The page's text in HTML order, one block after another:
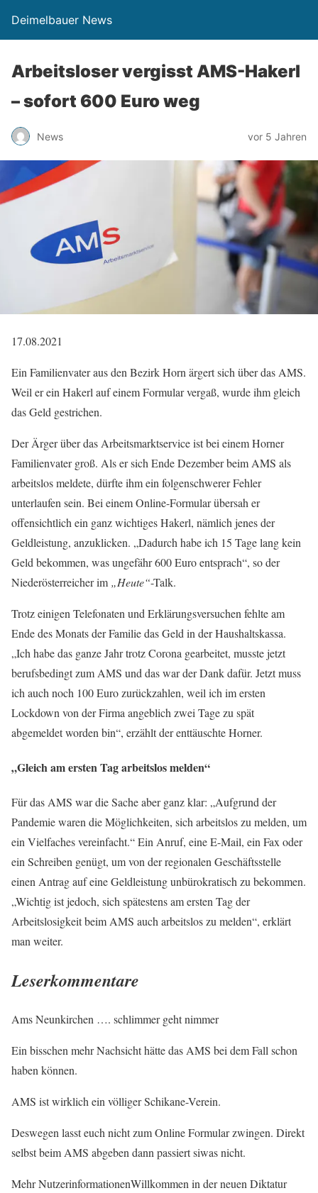
Deimelbauer News
Arbeitsloser vergisst AMS-Hakerl
– sofort 600 Euro weg
News vor 5 Jahren
17.08.2021
Ein Familienvater aus den Bezirk Horn ärgert sich über das AMS.
Weil er ein Hakerl auf einem Formular vergaß, wurde ihm gleich
das Geld gestrichen.
Der Ärger über das Arbeitsmarktservice ist bei einem Horner
Familienvater groß. Als er sich Ende Dezember beim AMS als
arbeitslos meldete, dürfte ihm ein folgenschwerer Fehler
unterlaufen sein. Bei einem Online-Formular übersah er
offensichtlich ein ganz wichtiges Hakerl, nämlich jenes der
Geldleistung, anzuklicken. „Dadurch habe ich 15 Tage lang kein
Geld bekommen, was ungefähr 600 Euro entsprach“, so der
Niederösterreicher im „Heute“-Talk.
Trotz einigen Telefonaten und Erklärungsversuchen fehlte am
Ende des Monats der Familie das Geld in der Haushaltskassa.
„Ich habe das ganze Jahr trotz Corona gearbeitet, musste jetzt
berufsbedingt zum AMS und das war der Dank dafür. Jetzt muss
ich auch noch 100 Euro zurückzahlen, weil ich im ersten
Lockdown von der Firma angeblich zwei Tage zu spät
abgemeldet worden bin“, erzählt der enttäuschte Horner.
„Gleich am ersten Tag arbeitslos melden“
Für das AMS war die Sache aber ganz klar: „Aufgrund der
Pandemie waren die Möglichkeiten, sich arbeitslos zu melden, um
ein Vielfaches vereinfacht.“ Ein Anruf, eine E-Mail, ein Fax oder
ein Schreiben genügt, um von der regionalen Geschäftsstelle
einen Antrag auf eine Geldleistung unbürokratisch zu bekommen.
„Wichtig ist jedoch, sich spätestens am ersten Tag der
Arbeitslosigkeit beim AMS auch arbeitslos zu melden“, erklärt
man weiter.
Leserkommentare
Ams Neunkirchen …. schlimmer geht nimmer
Ein bisschen mehr Nachsicht hätte das AMS bei dem Fall schon
haben können.
AMS ist wirklich ein völliger Schikane-Verein.
Deswegen lasst euch nicht zum Online Formular zwingen. Direkt
selbst beim AMS abgeben dann passiert siwas nicht.
Mehr NutzerinformationenWillkommen in der neuen Diktatur